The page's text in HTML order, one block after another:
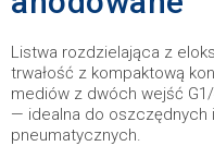
Listwa rozdzielająca z
trwałość z kompaktową
mediów z dwóch wejść
— idealna do oszczędnych
pneumatycznych.